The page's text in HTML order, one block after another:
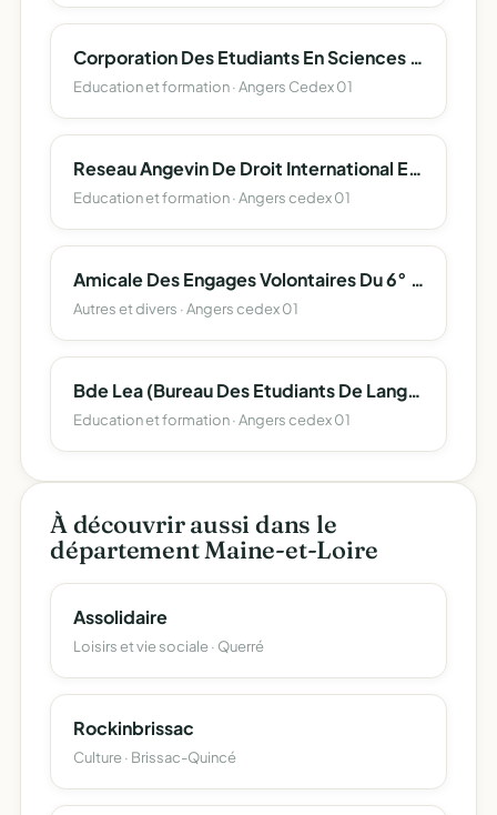
Corporation Des Etudiants En Sciences D'angers (Corpo Sciences Angers)
Education et formation · Angers Cedex 01
Reseau Angevin De Droit International Et Europeen
Education et formation · Angers cedex 01
Amicale Des Engages Volontaires Du 6° Regiment Du Genie
Autres et divers · Angers cedex 01
Bde Lea (Bureau Des Etudiants De Langues Etrangeres Appliquees) Angers
Education et formation · Angers cedex 01
À découvrir aussi dans le
département Maine-et-Loire
Assolidaire
Loisirs et vie sociale · Querré
Rockinbrissac
Culture · Brissac-Quincé